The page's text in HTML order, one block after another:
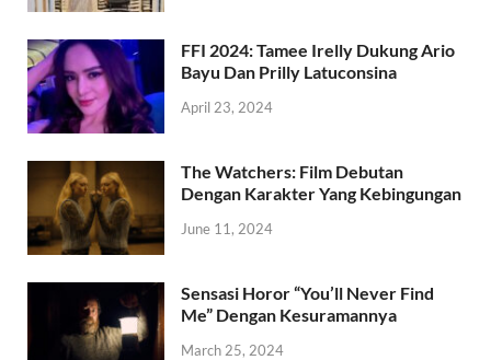
FFI 2024: Tamee Irelly Dukung Ario
Bayu Dan Prilly Latuconsina
April 23, 2024
The Watchers: Film Debutan
Dengan Karakter Yang Kebingungan
June 11, 2024
Sensasi Horor “You’ll Never Find
Me” Dengan Kesuramannya
March 25, 2024